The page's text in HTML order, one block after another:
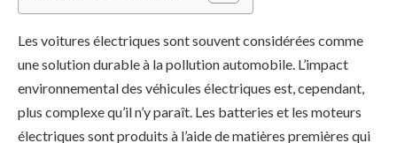
Les voitures électriques sont souvent considérées comme
une solution durable à la pollution automobile. L’impact
environnemental des véhicules électriques est, cependant,
plus complexe qu’il n’y paraît. Les batteries et les moteurs
électriques sont produits à l’aide de matières premières qui